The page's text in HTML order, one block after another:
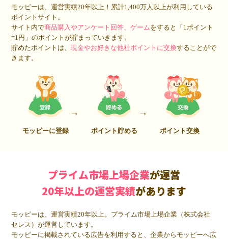
モッピーは、運営実績20年以上！累計1,400万人 以上が利用している
ポイントサイト。
サイト内で商品購入やアンケート回答、ゲームをすると「1ポイント
=1円」のポイントが貯まっていきます。
貯めたポイントは、現金やお好きな他社ポイントに交換することがで
きます。
モッピーに登録 ポイント貯める ポイント交換
プライム市場上場企業が運営
20年以上の運営実績があります
モッピーは、運営実績20年以上。プライム市場上場企業（株式会社
セレス）が運営しています。
モッピーに掲載されている広告を利用すると、企業からモッピーへ広